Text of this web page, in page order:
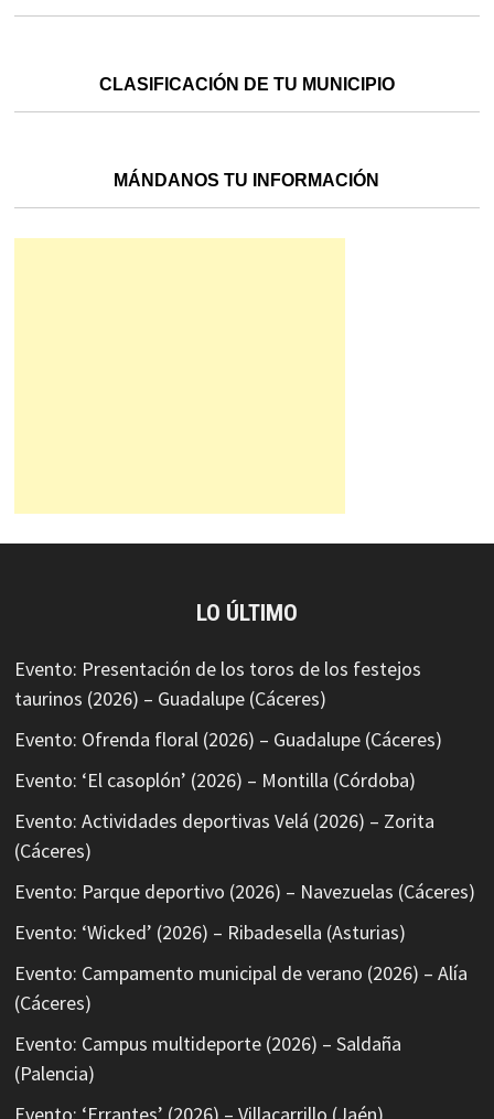
CLASIFICACIÓN DE TU MUNICIPIO
MÁNDANOS TU INFORMACIÓN
LO ÚLTIMO
Evento: Presentación de los toros de los festejos
taurinos (2026) – Guadalupe (Cáceres)
Evento: Ofrenda floral (2026) – Guadalupe (Cáceres)
Evento: ‘El casoplón’ (2026) – Montilla (Córdoba)
Evento: Actividades deportivas Velá (2026) – Zorita
(Cáceres)
Evento: Parque deportivo (2026) – Navezuelas (Cáceres)
Evento: ‘Wicked’ (2026) – Ribadesella (Asturias)
Evento: Campamento municipal de verano (2026) – Alía
(Cáceres)
Evento: Campus multideporte (2026) – Saldaña
(Palencia)